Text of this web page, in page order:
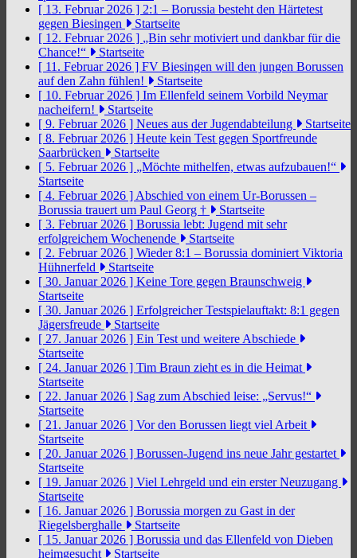
[ 13. Februar 2026 ] 2:1 – Borussia besteht den Härtetest
gegen Biesingen
Startseite
[ 12. Februar 2026 ] „Bin sehr motiviert und dankbar für die
Chance!“
Startseite
[ 11. Februar 2026 ] FV Biesingen will den jungen Borussen
auf den Zahn fühlen!
Startseite
[ 10. Februar 2026 ] Im Ellenfeld seinem Vorbild Neymar
nacheifern!
Startseite
[ 9. Februar 2026 ] Neues aus der Jugendabteilung
Startseite
[ 8. Februar 2026 ] Heute kein Test gegen Sportfreunde
Saarbrücken
Startseite
[ 5. Februar 2026 ] „Möchte mithelfen, etwas aufzubauen!“
Startseite
[ 4. Februar 2026 ] Abschied von einem Ur-Borussen –
Borussia trauert um Paul Georg †
Startseite
[ 3. Februar 2026 ] Borussia lebt: Jugend mit sehr
erfolgreichem Wochenende
Startseite
[ 2. Februar 2026 ] Wieder 8:1 – Borussia dominiert Viktoria
Hühnerfeld
Startseite
[ 30. Januar 2026 ] Keine Tore gegen Braunschweig
Startseite
[ 30. Januar 2026 ] Erfolgreicher Testspielauftakt: 8:1 gegen
Jägersfreude
Startseite
[ 27. Januar 2026 ] Ein Test und weitere Abschiede
Startseite
[ 24. Januar 2026 ] Tim Braun zieht es in die Heimat
Startseite
[ 22. Januar 2026 ] Sag zum Abschied leise: „Servus!“
Startseite
[ 21. Januar 2026 ] Vor den Borussen liegt viel Arbeit
Startseite
[ 20. Januar 2026 ] Borussen-Jugend ins neue Jahr gestartet
Startseite
[ 19. Januar 2026 ] Viel Lehrgeld und ein erster Neuzugang
Startseite
[ 16. Januar 2026 ] Borussia morgen zu Gast in der
Riegelsberghalle
Startseite
[ 15. Januar 2026 ] Borussia und das Ellenfeld von Dieben
heimgesucht
Startseite